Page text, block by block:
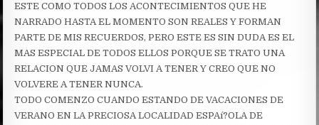
ESTE COMO TODOS LOS ACONTECIMIENTOS QUE HE
NARRADO HASTA EL MOMENTO SON REALES Y FORMAN
PARTE DE MIS RECUERDOS, PERO ESTE ES SIN DUDA ES EL
MAS ESPECIAL DE TODOS ELLOS PORQUE SE TRATO UNA
RELACION QUE JAMAS VOLVI A TENER Y CREO QUE NO
VOLVERE A TENER NUNCA.
TODO COMENZO CUANDO ESTANDO DE VACACIONES DE
VERANO EN LA PRECIOSA LOCALIDAD ESPAí?OLA DE